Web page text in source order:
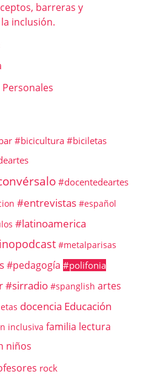
barreras y
inclusión.
Personales
#bicicultura #biciletas
#docentedeartes
#entrevistas #español
#latinoamerica
#metalparisas
#pedagogía #polifonia
#sirradio #spanglish artes
docencia Educación
inclusiva familia lectura
niños
rock